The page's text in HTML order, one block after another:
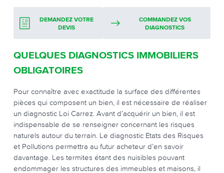
DEMANDEZ VOTRE
DEVIS
COMMANDEZ VOS
DIAGNOSTICS
QUELQUES DIAGNOSTICS IMMOBILIERS
OBLIGATOIRES
Pour connaître avec exactitude la surface des différentes
pièces qui composent un bien, il est nécessaire de réaliser
un diagnostic Loi Carrez. Avant d’acquérir un bien, il est
indispensable de se renseigner concernant les risques
naturels autour du terrain. Le diagnostic Etats des Risques
et Pollutions permettra au futur acheteur d’en savoir
davantage. Les termites étant des nuisibles pouvant
endommager les structures des immeubles et maisons, il